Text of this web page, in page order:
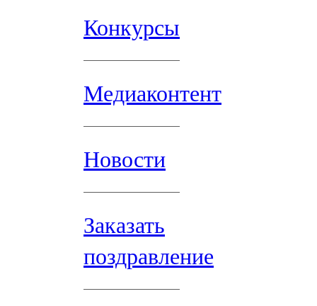
Конкурсы
Медиаконтент
Новости
Заказать
поздравление